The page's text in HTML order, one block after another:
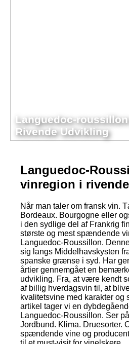
Languedoc-
Rivende Udvikling
Languedoc-
vinregion i
Når man taler om fransk vin.
Bordeaux. Bourgogne eller
i den sydlige del af Frankrig
største og mest spændende
Languedoc-Roussillon.
sig langs Middelhavskysten
spanske grænse i syd. Har
årtier gennemgået en
udvikling. Fra, at være kendt
af billig hverdagsvin til, at
kvalitetsvine med karakter
artikel tager vi en
Languedoc-Roussillon. Ser
Jordbund. Klima. Druesorter.
spændende vine og